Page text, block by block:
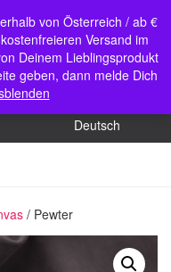
von Österreich / ab €
Versand im
Deinem Lieblingsprodukt
geben, dann melde Dich
Shop
Mein Konto
Deutsch
/ Pewter